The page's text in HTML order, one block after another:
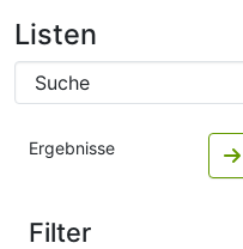
Listen
Ergebnisse
Filter